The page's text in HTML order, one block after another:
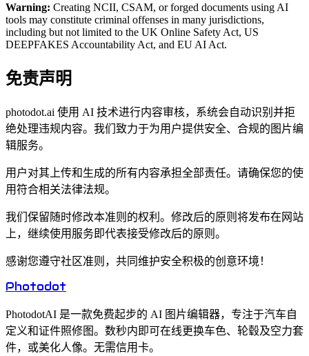
Warning: Creating NCII, CSAM, or forged documents using AI
tools may constitute criminal offenses in many jurisdictions,
including but not limited to the UK Online Safety Act, US
DEEPFAKES Accountability Act, and EU AI Act.
免责声明
photodot.ai 使用 AI 技术进行内容审核，系统会自动识别并拒
绝处理违规内容。我们致力于为用户提供安全、合规的图片编
辑服务。
用户对其上传和生成的所有内容承担全部责任。请确保您的使
用符合相关法律法规。
我们保留随时修改本准则的权利。修改后的原则将发布在网站
上，继续使用服务即代表接受修改后的原则。
感谢您遵守社区准则，共同维护安全积极的创意环境！
Photodot
PhotodotAI 是一款免费起步的 AI 图片编辑器，专注于汽车自
定义和证件照修图。数秒内即可在线更换车色、轮毂及空力套
件，或美化人像。无需信用卡。